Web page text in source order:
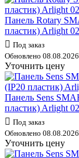
Панель Rotary
пластик) Arlight
Под заказ
Обновлено 08.08.2026
Уточнить цену
Панель Sens
пластик) Arlight
Под заказ
Обновлено 08.08.2026
Уточнить цену